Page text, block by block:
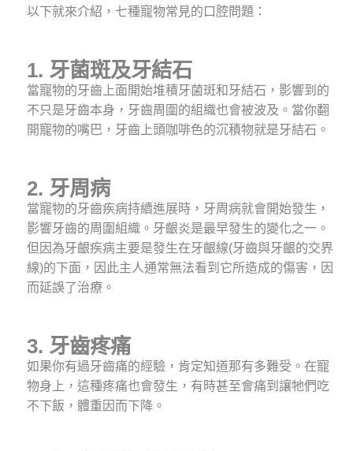
以下就來介紹，七種寵物常見的口腔問題：
1. 牙菌斑及牙結石
當寵物的牙齒上面開始堆積牙菌斑和牙結石，影響到的
不只是牙齒本身，牙齒周圍的組織也會被波及。當你翻
開寵物的嘴巴，牙齒上頭咖啡色的沉積物就是牙結石。
2. 牙周病
當寵物的牙齒疾病持續進展時，牙周病就會開始發生，
影響牙齒的周圍組織。牙齦炎是最早發生的變化之一。
但因為牙齦疾病主要是發生在牙齦線(牙齒與牙齦的交界
線)的下面，因此主人通常無法看到它所造成的傷害，因
而延誤了治療。
3. 牙齒疼痛
如果你有過牙齒痛的經驗，肯定知道那有多難受。在寵
物身上，這種疼痛也會發生，有時甚至會痛到讓牠們吃
不下飯，體重因而下降。